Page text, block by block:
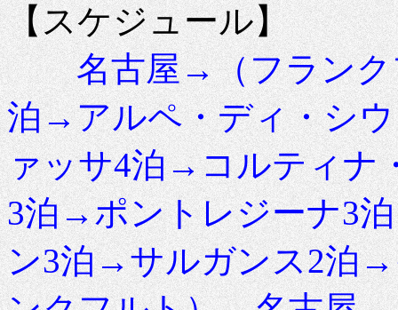
【スケジュール】
名古屋→（フラン
泊→アルペ・ディ・シ
ァッサ4泊→コルティナ
3泊→ポントレジーナ3
ン3泊→サルガンス2泊